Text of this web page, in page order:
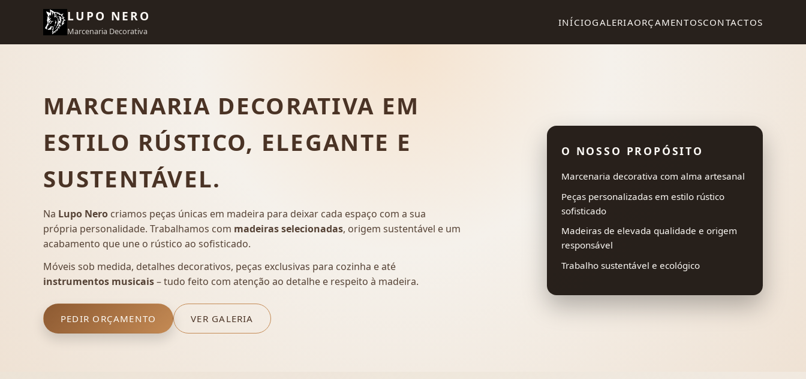
LUPO NERO
Marcenaria Decorativa
INÍCIOGALERIAORÇAMENTOSCONTACTOS
MARCENARIA DECORATIVA EM
ESTILO RÚSTICO, ELEGANTE E
SUSTENTÁVEL.
Na Lupo Nero criamos peças únicas em madeira para deixar cada espaço com a sua
própria personalidade. Trabalhamos com madeiras selecionadas, origem sustentável e um
acabamento que une o rústico ao sofisticado.
Móveis sob medida, detalhes decorativos, peças exclusivas para cozinha e até
instrumentos musicais– tudo feito com atenção ao detalhe e respeito à madeira.
PEDIR ORÇAMENTO VER GALERIA
O NOSSO PROPÓSITO
Marcenaria decorativa com alma artesanal
Peças personalizadas em estilo rústico
sofisticado
Madeiras de elevada qualidade e origem
responsável
Trabalho sustentável e ecológico